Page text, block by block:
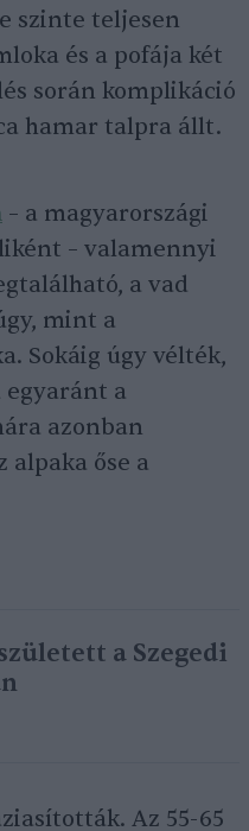
szinte teljesen
és a pofája két
során komplikáció
hamar talpra állt.
– a magyarországi
– valamennyi
a vad
mint a
Sokáig úgy vélték,
egyaránt a
azonban
alpaka őse a
a Szegedi
Az 55-65